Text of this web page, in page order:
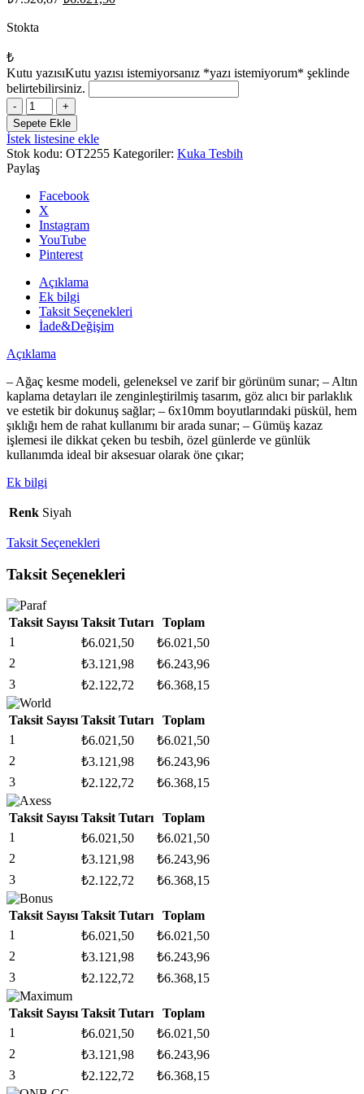
Stokta
₺
Kutu yazısıKutu yazısı istemiyorsanız *yazı istemiyorum* şeklinde
belirtebilirsiniz.
Altın
Kaplama
Gümüş
Kazaz
Püsküllü
6x10mm
Kesme
Model
Kuka
Tesbih
adet
Sepete Ekle
İstek listesine ekle
Stok kodu: OT2255 Kategoriler: Kuka Tesbih
Paylaş
Facebook
X
Instagram
YouTube
Pinterest
Açıklama
Ek bilgi
Taksit Seçenekleri
İade&Değişim
Açıklama
– Ağaç kesme modeli, geleneksel ve zarif bir görünüm sunar; – Altın
kaplama detayları ile zenginleştirilmiş tasarım, göz alıcı bir parlaklık
ve estetik bir dokunuş sağlar; – 6x10mm boyutlarındaki püskül, hem
şıklığı hem de rahat kullanımı bir arada sunar; – Gümüş kazaz
işlemesi ile dikkat çeken bu tesbih, özel günlerde ve günlük
kullanımda ideal bir aksesuar olarak öne çıkar;
Ek bilgi
Renk Siyah
Taksit Seçenekleri
Taksit Seçenekleri
Taksit Sayısı Taksit Tutarı
Toplam
1
₺6.021,50 ₺6.021,50
2
₺3.121,98 ₺6.243,96
3
₺2.122,72 ₺6.368,15
Taksit Sayısı Taksit Tutarı
Toplam
1
₺6.021,50 ₺6.021,50
2
₺3.121,98 ₺6.243,96
3
₺2.122,72 ₺6.368,15
Taksit Sayısı Taksit Tutarı
Toplam
1
₺6.021,50 ₺6.021,50
2
₺3.121,98 ₺6.243,96
3
₺2.122,72 ₺6.368,15
Taksit Sayısı Taksit Tutarı
Toplam
1
₺6.021,50 ₺6.021,50
2
₺3.121,98 ₺6.243,96
3
₺2.122,72 ₺6.368,15
Taksit Sayısı Taksit Tutarı
Toplam
1
₺6.021,50 ₺6.021,50
2
₺3.121,98 ₺6.243,96
3
₺2.122,72 ₺6.368,15